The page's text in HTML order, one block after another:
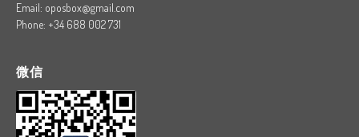
Email: oposbox@gmail.com
Phone: +34 688 002 731
微信